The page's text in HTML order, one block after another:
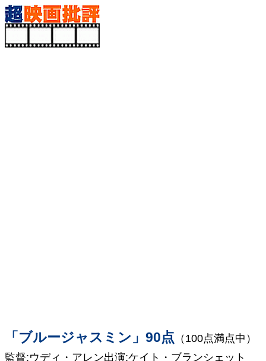
「ブルージャスミン」90点 （100点満点中）
監督:ウディ・アレン出演:ケイト・ブランシェット